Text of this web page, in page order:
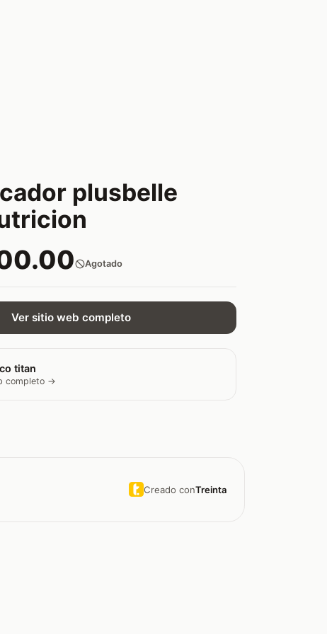
plusbelle
Agotado
Ver sitio web completo
titan
completo →
Creado conTreinta